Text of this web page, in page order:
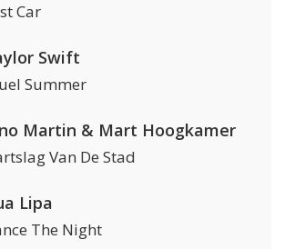
Car
Swift
Summer
Martin & Mart Hoogkamer
Van De Stad
Lipa
The Night